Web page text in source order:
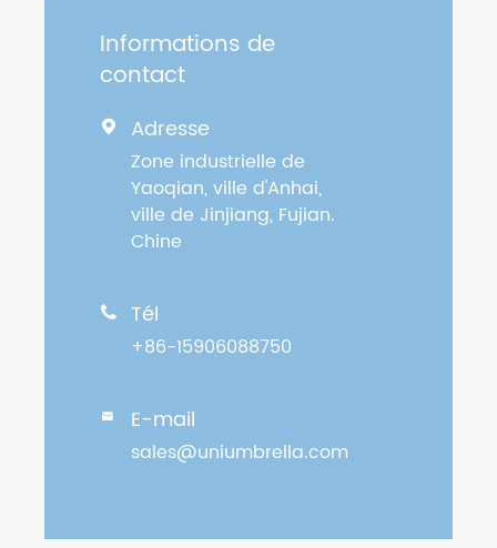
Informations de
contact
 Adresse
Zone industrielle de
Yaoqian, ville d'Anhai,
ville de Jinjiang, Fujian.
Chine
 Tél
+86-15906088750
 E-mail
sales@uniumbrella.com